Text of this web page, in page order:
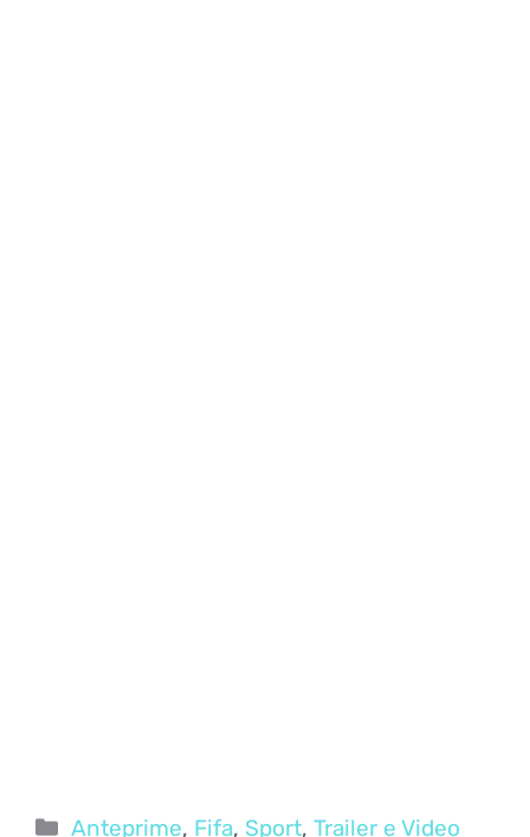
Categorie
Anteprime, Fifa, Sport,Trailer e Video